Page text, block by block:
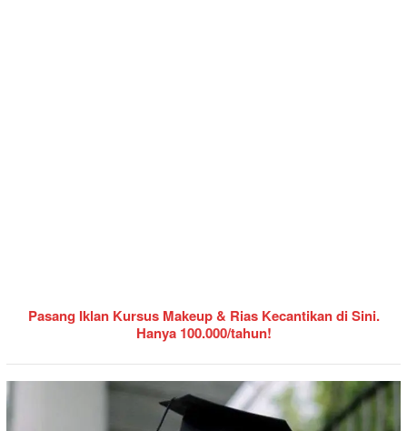
Pasang Iklan Kursus Makeup & Rias Kecantikan di Sini.
Hanya 100.000/tahun!